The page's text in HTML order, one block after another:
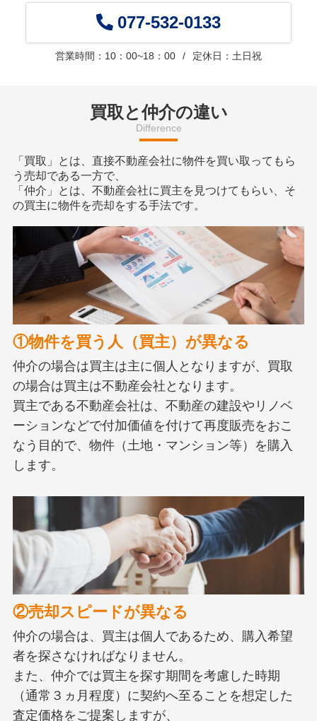
077-532-0133
営業時間：10：00~18：00 定休日：土日祝
買取と仲介の違い
Difference
「買取」とは、直接不動産会社に物件を買い取ってもら
う売却である一方で、
「仲介」とは、不動産会社に買主を見つけてもらい、そ
の買主に物件を売却をする手法です。
①物件を買う人（買主）が異なる
仲介の場合は買主は主に個人となりますが、買取
の場合は買主は不動産会社となります。
買主である不動産会社は、不動産の建設やリノベ
ーションなどで付加価値を付けて再度販売をおこ
なう目的で、物件（土地・マンション等）を購入
します。
②売却スピードが異なる
仲介の場合は、買主は個人であるため、購入希望
者を探さなければなりません。
また、仲介では買主を探す期間を考慮した時期
（通常３ヵ月程度）に契約へ至ることを想定した
査定価格をご提案しますが、